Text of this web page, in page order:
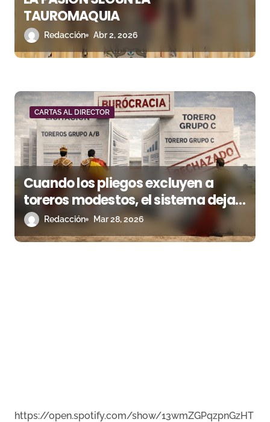
TAUROMAQUIA
Redacción Abr 2, 2026
CARTAS AL DIRECTOR
Cuando los pliegos excluyen a
toreros modestos, el sistema deja
de ser justo
Redacción Mar 28, 2026
https://open.spotify.com/show/13wmZGPqzpnGzHT